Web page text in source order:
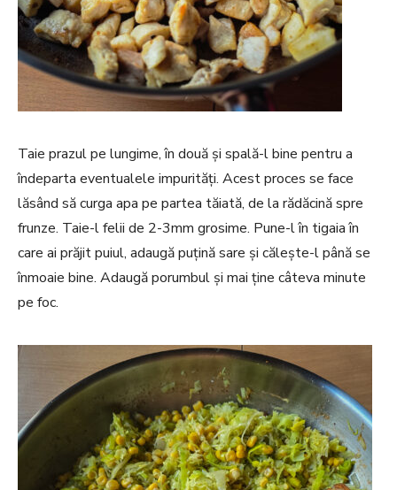
Taie prazul pe lungime, în două şi spală-l bine pentru a
îndeparta eventualele impurităţi. Acest proces se face
lăsând să curga apa pe partea tăiată, de la rădăcină spre
frunze. Taie-l felii de 2-3mm grosime. Pune-l în tigaia în
care ai prăjit puiul, adaugă puţină sare şi căleşte-l până se
înmoaie bine. Adaugă porumbul şi mai ţine câteva minute
pe foc.